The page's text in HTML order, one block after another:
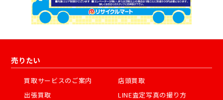
売りたい
買取サービスのご案内
店頭買取
出張買取
LINE査定写真の撮り方